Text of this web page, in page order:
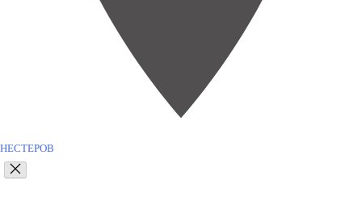
НЕСТЕРОВ